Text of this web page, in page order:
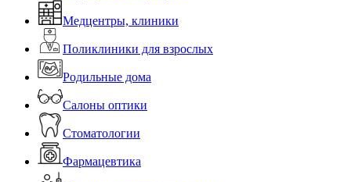
Медцентры, клиники
Поликлиники для взрослых
Родильные дома
Салоны оптики
Стоматологии
Фармацевтика